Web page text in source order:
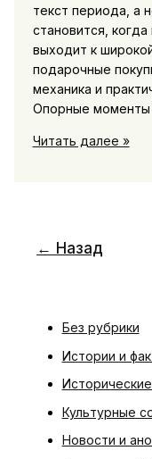
текст периода, а
становится,
выходит к
подарочные
механика и
Опорные моменты
Книга
неожиданно
ставшая
Читать далее »
← Назад
Без рубрики
Истории и
Культурные
Новости и